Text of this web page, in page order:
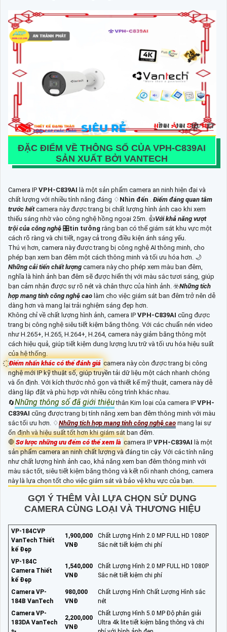
ĐẶC ĐIỂM VỀ THÔNG SỐ CỦA VPH-C839AI
SẢN XUẤT BỞI VANTECH
Camera IP VPH-C839AI là một sản phẩm camera an ninh hiện đại và
chất lượng với nhiều tính năng đáng ♢ Nhìn đến
Điểm đáng quan tâm
trước hếtcamera này được trang bị chất lượng hình ảnh cao khi xem
thiếu sáng nhờ vào công nghệ hồng ngoại 25m. 👍Với khả năng vượt
trội của công nghệ 🎛tin tưởng rằng bạn có thể giám sát khu vực một
cách rõ ràng và chi tiết, ngay cả trong điều kiện ánh sáng yếu.
Thú vị hơn, camera này được trang bị công nghệ AI thông minh, cho
phép bạn xem ban đêm một cách thông minh và tối ưu hóa hơn. 🌙
Những cải tiến chất lượng camera này cho phép xem màu ban đêm,
nghĩa là hình ảnh ban đêm sẽ được hiển thị với màu sắc tươi sáng, giúp
bạn cảm nhận được sự rõ nét và chân thực của hình ảnh. ☣️Những tích
hợp mang tính công nghệ cao làm cho việc giám sát ban đêm trở nên dễ
dàng hơn và mang lại trải nghiệm sáng đẹp hơn.
Không chỉ về chất lượng hình ảnh, camera IP VPH-C839AI cũng được
trang bị công nghệ siêu tiết kiệm băng thông. Với các chuẩn nén video
như H.265+, H.265, H.264+, H.264, camera này giảm băng thông một
cách hiệu quả, giúp tiết kiệm dung lượng lưu trữ và tối ưu hóa hiệu suất
của hệ thống.
Điểm nhấn khác có thể đánh giá camera này còn được trang bị công
nghệ mới IP kỹ thuật số, giúp truyền tải dữ liệu một cách nhanh chóng
và ổn định. Với kích thước nhỏ gọn và thiết kế mỹ thuật, camera này dễ
dàng lắp đặt và phù hợp với nhiều công trình khác nhau.
🔄Những thông số đã giới thiệuthân Kim loại của camera IP VPH-
C839AI cũng được trang bị tính năng xem ban đêm thông minh với màu
sắc tối ưu hơn. ♢Những tích hợp mang tính công nghệ cao mang lại sự
ổn định và hiệu suất tốt hơn khi giám sát ban đêm.
🛑 Sơ lược những ưu đểm có thể xem là camera IP VPH-C839AI là một
sản phẩm camera an ninh chất lượng và đáng tin cậy. Với các tính năng
như chất lượng hình ảnh cao, khả năng xem ban đêm thông minh với
màu sắc tốt, siêu tiết kiệm băng thông và kết nối nhanh chóng, camera
này là lựa chọn tốt cho việc giám sát và bảo vệ khu vực của bạn.
GỢI Ý THÊM VÀI LỰA CHỌN SỬ DỤNG
CAMERA CÙNG LOẠI VÀ THƯƠNG HIỆU
VP-184CVP
VanTech Thiết
kế Đẹp
1,900,000
VNĐ
Chất Lượng Hình 2.0 MP FULL HD 1080P
Sắc nét tiết kiệm chi phí
VP-184C
Camera Thiết
kế Đẹp
1,540,000
VNĐ
Chất Lượng Hình 2.0 MP FULL HD 1080P
Sắc nét tiết kiệm chi phí
Camera VP-
184B VanTech
980,000
VNĐ
Chất Lượng Hình Chất Lượng Hình sắc
nét
Camera VP-
183DA VanTech
2,200,000
VNĐ
Chất Lượng Hình 5.0 MP Độ phân giải
Ultra 4k lite tiết kiệm băng thông và chi